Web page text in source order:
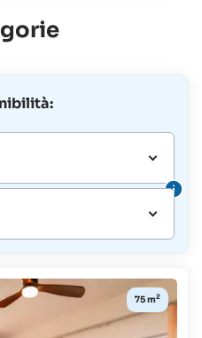
75 m2